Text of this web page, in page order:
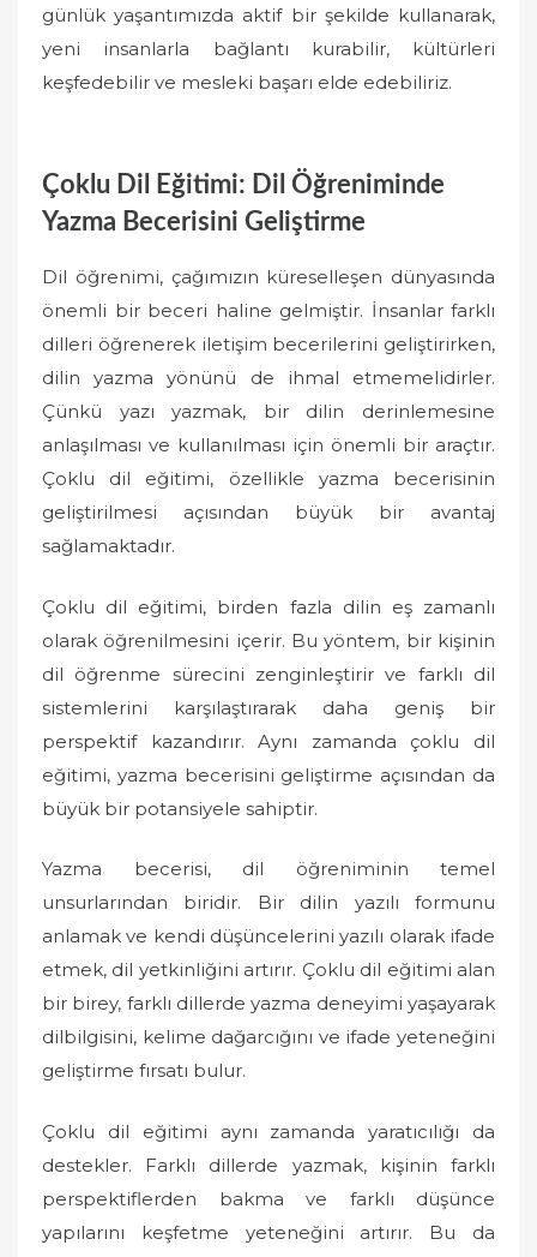
günlük yaşantımızda aktif bir şekilde kullanarak,
yeni insanlarla bağlantı kurabilir, kültürleri
keşfedebilir ve mesleki başarı elde edebiliriz.
Çoklu Dil Eğitimi: Dil Öğreniminde
Yazma Becerisini Geliştirme
Dil öğrenimi, çağımızın küreselleşen dünyasında
önemli bir beceri haline gelmiştir. İnsanlar farklı
dilleri öğrenerek iletişim becerilerini geliştirirken,
dilin yazma yönünü de ihmal etmemelidirler.
Çünkü yazı yazmak, bir dilin derinlemesine
anlaşılması ve kullanılması için önemli bir araçtır.
Çoklu dil eğitimi, özellikle yazma becerisinin
geliştirilmesi açısından büyük bir avantaj
sağlamaktadır.
Çoklu dil eğitimi, birden fazla dilin eş zamanlı
olarak öğrenilmesini içerir. Bu yöntem, bir kişinin
dil öğrenme sürecini zenginleştirir ve farklı dil
sistemlerini karşılaştırarak daha geniş bir
perspektif kazandırır. Aynı zamanda çoklu dil
eğitimi, yazma becerisini geliştirme açısından da
büyük bir potansiyele sahiptir.
Yazma becerisi, dil öğreniminin temel
unsurlarından biridir. Bir dilin yazılı formunu
anlamak ve kendi düşüncelerini yazılı olarak ifade
etmek, dil yetkinliğini artırır. Çoklu dil eğitimi alan
bir birey, farklı dillerde yazma deneyimi yaşayarak
dilbilgisini, kelime dağarcığını ve ifade yeteneğini
geliştirme fırsatı bulur.
Çoklu dil eğitimi aynı zamanda yaratıcılığı da
destekler. Farklı dillerde yazmak, kişinin farklı
perspektiflerden bakma ve farklı düşünce
yapılarını keşfetme yeteneğini artırır. Bu da